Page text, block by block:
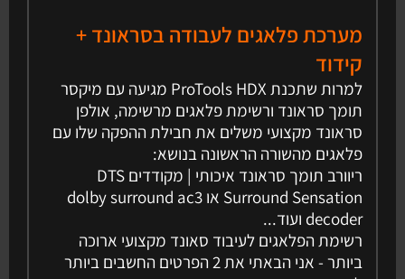
מערכת פלאגים לעבודה בסראונד +
קידוד
למרות שתכנת ProTools HDX מגיעה עם מיקסר
תומך סראונד ורשימת פלאגים מרשימה, אולפן
סראונד מקצועי משלים את חבילת ההפקה שלו עם
פלאגים מהשורה הראשונה בנושא:
ריוורב תומך סראונד איכותי | מקודדים DTS
Surround Sensation או dolby surround ac3
decoder ועוד...
רשימת הפלאגים לעיבוד סאונד מקצועי ארוכה
ביותר - אני הבאתי את 2 הפרטים החשבים ביותר